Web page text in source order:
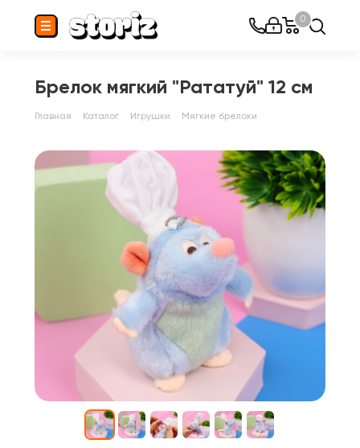
0
Брелок мягкий "Рататуй" 12 см
Главная Каталог Игрушки Мягкие брелоки